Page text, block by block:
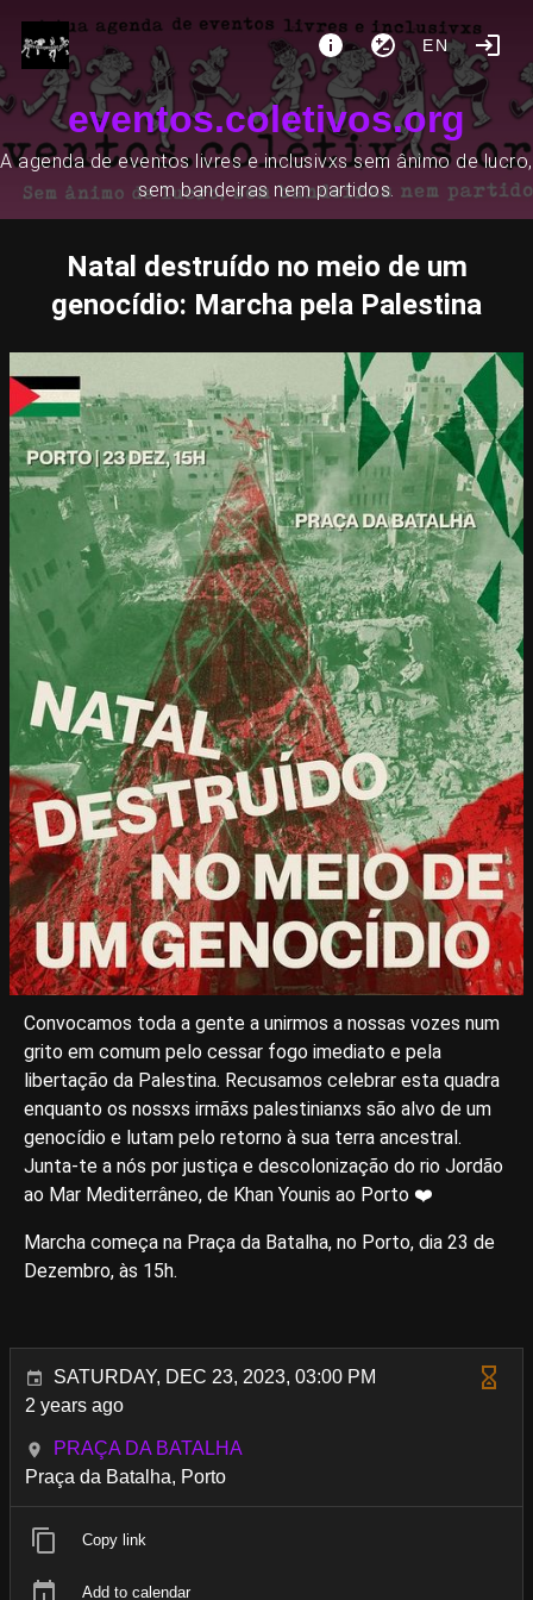
EN
eventos.coletivos.org
A agenda de eventos livres e inclusivxs sem ânimo de lucro,
sem bandeiras nem partidos.
Natal destruído no meio de um
genocídio: Marcha pela Palestina
Convocamos toda a gente a unirmos a nossas vozes num
grito em comum pelo cessar fogo imediato e pela
libertação da Palestina. Recusamos celebrar esta quadra
enquanto os nossxs irmãxs palestinianxs são alvo de um
genocídio e lutam pelo retorno à sua terra ancestral.
Junta-te a nós por justiça e descolonização do rio Jordão
ao Mar Mediterrâneo, de Khan Younis ao Porto ❤️
Marcha começa na Praça da Batalha, no Porto, dia 23 de
Dezembro, às 15h.
SATURDAY, DEC 23, 2023, 03:00 PM
2 years ago
PRAÇA DA BATALHA
Praça da Batalha, Porto
Copy link
Add to calendar